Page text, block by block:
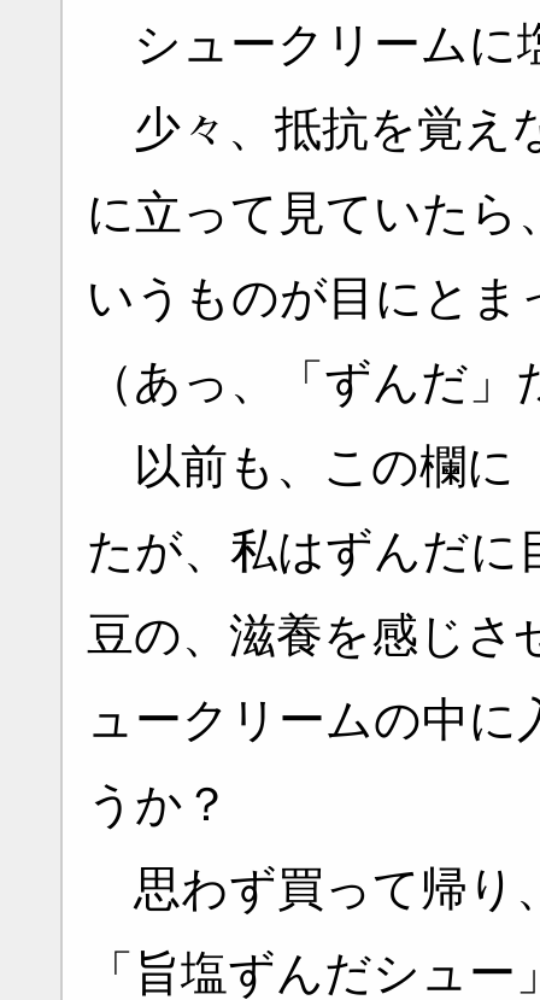
シュークリーム
少々、抵抗を覚え
に立って見ていたら
いうものが目にとま
（あっ、「ずんだ」
以前も、この欄に
たが、私はずんだに
豆の、滋養を感じさ
ュークリームの中
うか？
思わず買って帰り
「旨塩ずんだシュ